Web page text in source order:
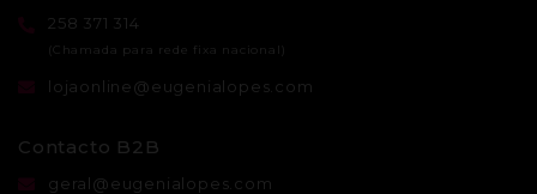
258 371 314
lojaonline@eugenialopes.com
Contacto B2B
geral@eugenialopes.com